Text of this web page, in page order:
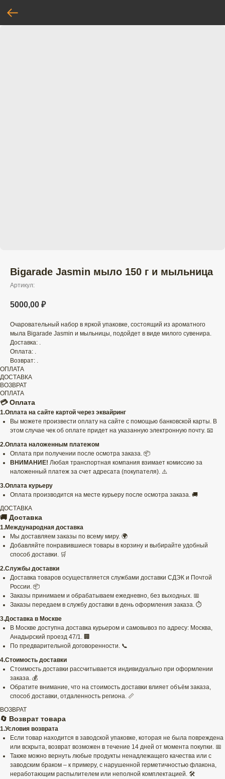
Bigarade Jasmin мыло 150 г и мыльница
Артикул:
5000,00 ₽
Очаровательный набор в яркой упаковке, состоящий из ароматного
мыла Bigarade Jasmin и мыльницы, подойдет в виде милого сувенира.
Доставка: .
Оплата: .
Возврат: .
ОПЛАТА
ДОСТАВКА
ВОЗВРАТ
ОПЛАТА
💳 Оплата
1.Оплата на сайте картой через эквайринг
Вы можете произвести оплату на сайте с помощью банковской карты. В
этом случае чек об оплате придет на указанную электронную почту. 📧
2.Оплата наложенным платежом
Оплата при получении после осмотра заказа. 📦
ВНИМАНИЕ! Любая транспортная компания взимает комиссию за
наложенный платеж за счет адресата (покупателя). ⚠️
3.Оплата курьеру
Оплата производится на месте курьеру после осмотра заказа. 🚚
ДОСТАВКА
🚚 Доставка
1.Международная доставка
Мы доставляем заказы по всему миру. 🌍
Добавляйте понравившиеся товары в корзину и выбирайте удобный
способ доставки. 🛒
2.Службы доставки
Доставка товаров осуществляется службами доставки СДЭК и Почтой
России. 📦
Заказы принимаем и обрабатываем ежедневно, без выходных. 📅
Заказы передаем в службу доставки в день оформления заказа. ⏱️
3.Доставка в Москве
В Москве доступна доставка курьером и самовывоз по адресу: Москва,
Анадырский проезд 47/1. 🏢
По предварительной договоренности. 📞
4.Стоимость доставки
Стоимость доставки рассчитывается индивидуально при оформлении
заказа. 💰
Обратите внимание, что на стоимость доставки влияет объём заказа,
способ доставки, отдаленность региона. 📏
ВОЗВРАТ
🔄 Возврат товара
1.Условия возврата
Если товар находится в заводской упаковке, которая не была повреждена
или вскрыта, возврат возможен в течение 14 дней от момента покупки. 📅
Также можно вернуть любые продукты ненадлежащего качества или с
заводским браком – к примеру, с нарушенной герметичностью флакона,
неработающим распылителем или неполной комплектацией. 🛠️